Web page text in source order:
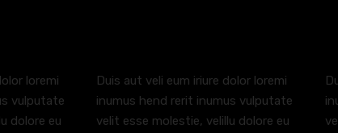
loremi
vulputate
dolore eu
Duis aut veli eum iriure dolor loremi
inumus hend rerit inumus vulputate
velit esse molestie, velillu dolore eu